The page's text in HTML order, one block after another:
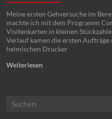
Meine ersten Gehversuche im
machte ich mit dem Programm
Visitenkarten in kleinen
Verlauf kamen die ersten
heimischen Drucker
Weiterlesen